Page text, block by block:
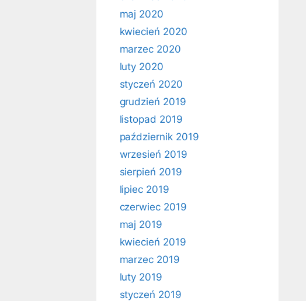
maj 2020
kwiecień 2020
marzec 2020
luty 2020
styczeń 2020
grudzień 2019
listopad 2019
październik 2019
wrzesień 2019
sierpień 2019
lipiec 2019
czerwiec 2019
maj 2019
kwiecień 2019
marzec 2019
luty 2019
styczeń 2019